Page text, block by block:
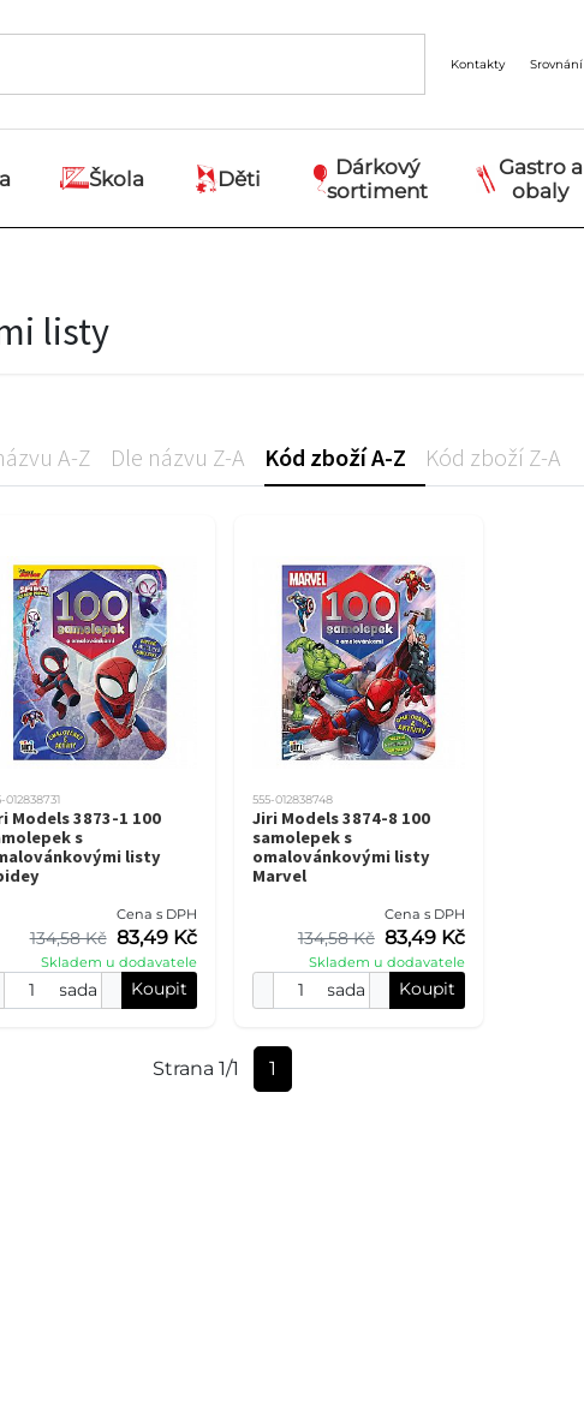
Kontakty Srovnání
Škola Děti
Dárkový
sortiment
Gastro a
obaly
listy
A-Z Dle názvu Z-A Kód zboží A-Z Kód zboží Z-A
012838731
Models 3873-1 100
s
listy
Cena s DPH
134,58 Kč 83,49 Kč
Skladem u dodavatele
sada Koupit
555-012838748
Jiri Models 3874-8 100
samolepek s
omalovánkovými listy
Marvel
Cena s DPH
134,58 Kč 83,49 Kč
Skladem u dodavatele
sada Koupit
Strana 1/1 1